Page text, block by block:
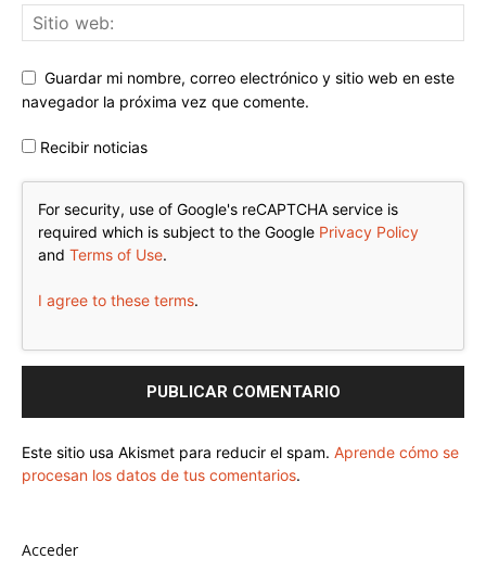
Guardar mi nombre, correo electrónico y sitio web en este
navegador la próxima vez que comente.
Recibir noticias
For security, use of Google's reCAPTCHA service is
required which is subject to the Google Privacy Policy
and Terms of Use.
I agree to these terms.
Este sitio usa Akismet para reducir el spam. Aprende cómo se
procesan los datos de tus comentarios.
Acceder